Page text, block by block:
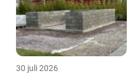
30 juli 2026